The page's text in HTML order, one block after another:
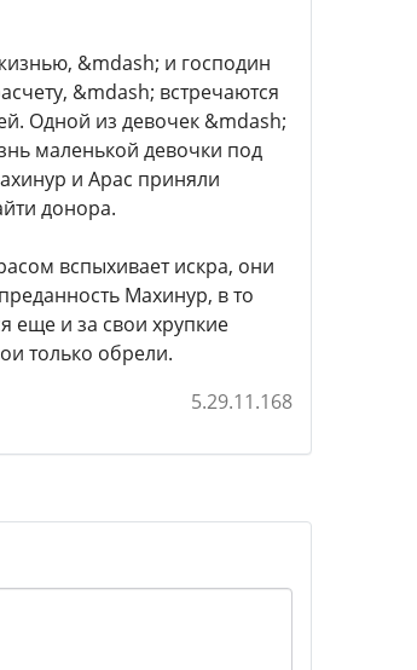
&mdash; и господин
&mdash; встречаются
Одной из девочек &mdash;
маленькой девочки под
и Арас приняли
донора.
вспыхивает искра, они
Махинур, в то
еще и за свои хрупкие
только обрели.
5.29.11.168